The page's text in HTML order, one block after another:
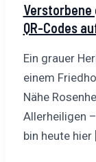
Verstorbene
QR-Codes
Ein grauer
einem
Nähe
Allerheiligen
bin heute hier